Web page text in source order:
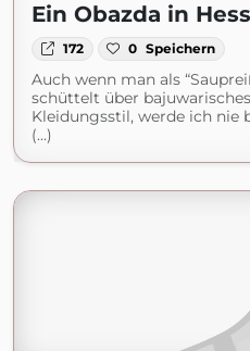
Ein Obazda in
172 0 Speichern
Auch wenn man als
schüttelt über
Kleidungsstil, werde ich nie
(...)